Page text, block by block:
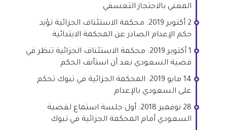
المعني بالاحتجاز التعسفي
2 أكتوبر 2019: محكمة الاستئناف الجزائية تؤيد
حكم الإعدام الصادر عن المحكمة الابتدائية
1 أكتوبر 2019: محكمة الاستئناف الجزائية تنظر في
قضية السعودي بعد أن استأنف الحكم
14 مايو 2019: المحكمة الجزائية في تبوك تحكم
على السعودي بالإعدام
28 نوفمبر 2018: أول جلسة استماع لقضية
السعودي أمام المحكمة الجزائية في تبوك